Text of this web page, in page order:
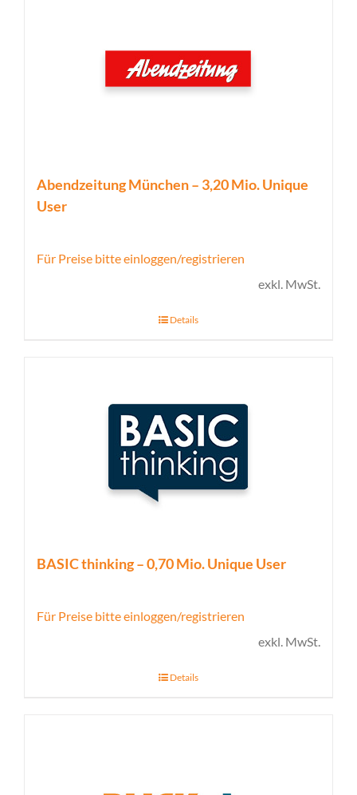
Abendzeitung München – 3,20 Mio. Unique
User
Für Preise bitte einloggen/registrieren
exkl. MwSt.
Details
BASIC thinking – 0,70 Mio. Unique User
Für Preise bitte einloggen/registrieren
exkl. MwSt.
Details